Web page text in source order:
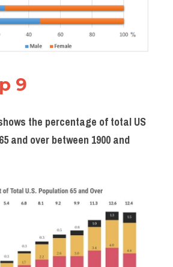
9
the percentage of total US
and over between 1900 and